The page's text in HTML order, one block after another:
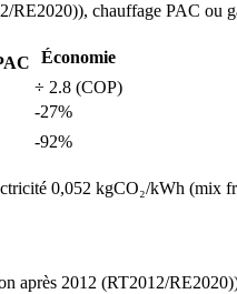
RE2020)), chauffage PAC ou
Économie
÷ 2.8 (COP)
-27%
-92%
0,052 kgCO₂/kWh (mix
après 2012 (RT2012/RE2020)